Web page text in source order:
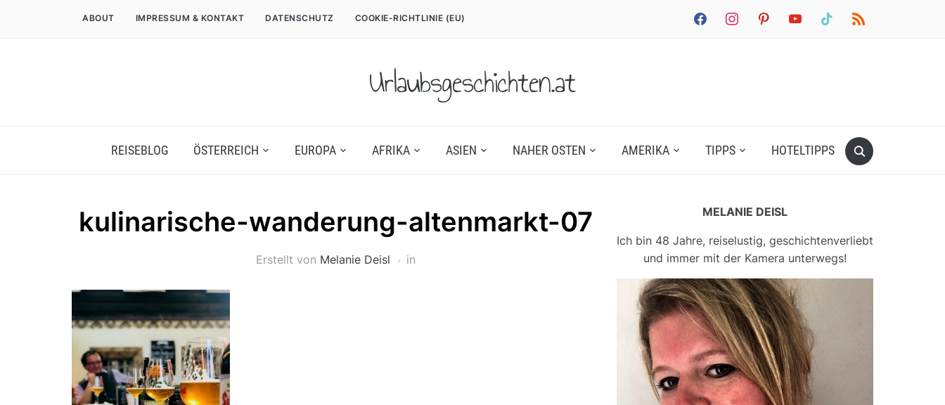
facebookinstagrampinterestyoutube tiktok rss
ABOUT IMPRESSUM & KONTAKT DATENSCHUTZ COOKIE-RICHTLINIE (EU)
Urlaubsgeschichten.at
REISEBLOG ÖSTERREICH EUROPA AFRIKA ASIEN NAHER OSTEN AMERIKA TIPPS HOTELTIPPS
kulinarische-wanderung-altenmarkt-07
Erstellt von Melanie Deisl in
MELANIE DEISL
Ich bin 48 Jahre, reiselustig, geschichtenverliebt
und immer mit der Kamera unterwegs!